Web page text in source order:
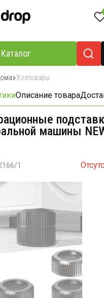
Каталог
Хозтовары
Описание товара
машины
1